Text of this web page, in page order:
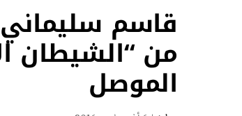
قاسم
من “الشيطان
الموصل